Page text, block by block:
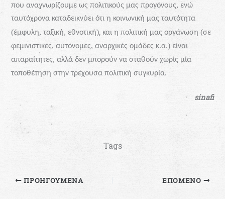
που αναγνωρίζουμε ως πολιτικούς μας προγόνους, ενώ
ταυτόχρονα καταδεικνύει ότι η κοινωνική μας ταυτότητα
(έμφυλη,ταξική, εθνοτική), και η πολιτική μας οργάνωση (σε
φεμινιστικές,αυτόνομες,αναρχικές ομάδες κ.α.) είναι
απαραίτητες,αλλά δεν μπορούν να σταθούν χωρίς μία
τοποθέτηση στην τρέχουσα πολιτική συγκυρία.
sinafi
Tags
ΠΡΟΗΓΟΎΜΕΝΑ ΕΠΌΜΕΝΟ